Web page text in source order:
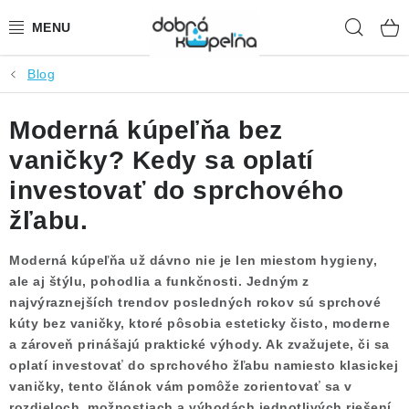
na
SPRCHOVÉ KÚTY
SPRCHOVÉ DVERE
BATÉRIE
VANE
KÚPEĽŇOVÝ NÁBYTOK
DOPLNKY
SANITA
Blog
Moderná kúpeľňa bez
vaničky? Kedy sa oplatí
investovať do sprchového
žľabu.
Moderná kúpeľňa už dávno nie je len miestom hygieny,
ale aj štýlu, pohodlia a funkčnosti. Jedným z
najvýraznejších trendov posledných rokov sú sprchové
kúty bez vaničky, ktoré pôsobia esteticky čisto, moderne
a zároveň prinášajú praktické výhody. Ak zvažujete, či sa
oplatí investovať do sprchového žľabu namiesto klasickej
vaničky, tento článok vám pomôže zorientovať sa v